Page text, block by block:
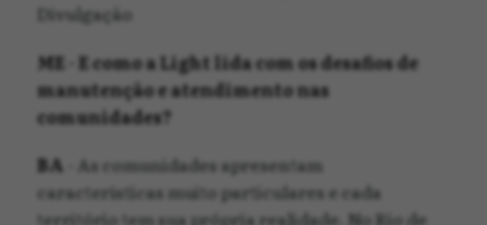
Divulgação
ME - E como a Light lida com os desafios de
manutenção e atendimento nas
comunidades?
BA - As comunidades apresentam
características muito particulares e cada
território tem sua própria realidade. No Rio de